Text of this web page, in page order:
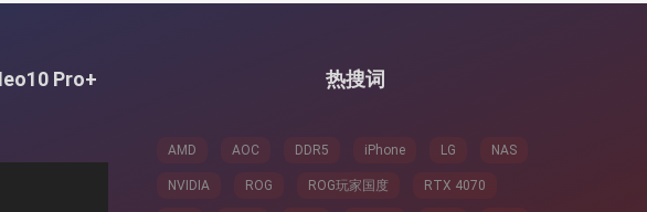
Pro+
热搜词
AMD AOC DDR5 iPhone LG NAS
NVIDIA ROG ROG玩家国度 RTX 4070